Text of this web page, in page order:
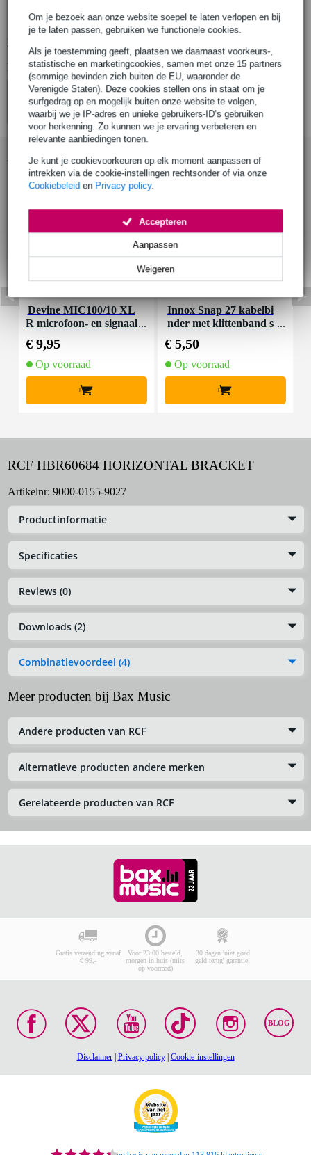
Om je bezoek aan onze website soepel te laten verlopen en bij
je te laten passen, gebruiken we functionele cookies.
Als je toestemming geeft, plaatsen we daarnaast voorkeurs-,
statistische en marketingcookies, samen met onze 15 partners
(sommige bevinden zich buiten de EU, waaronder de
Verenigde Staten). Deze cookies stellen ons in staat om je
surfgedrag op en mogelijk buiten onze website te volgen,
waarbij we je IP-adres en unieke gebruikers-ID’s gebruiken
voor herkenning. Zo kunnen we je ervaring verbeteren en
relevante aanbiedingen tonen.
Je kunt je cookievoorkeuren op elk moment aanpassen of
intrekken via de cookie-instellingen rechtsonder of via onze
Cookiebeleid en Privacy policy.
Weigeren
Aanpassen
Accepteren
montage: wandmontage
Bekijk ook eens (4)
Accessoires (7)
Devine MIC100/10 XL
R microfoon- en signaal
€ 9,95
Op voorraad
+
Innox Snap 27 kabelbi
nder met klittenband s
€ 5,50
Op voorraad
+
RCF HBR60684 HORIZONTAL BRACKET
Artikelnr: 9000-0155-9027
Productinformatie
Specificaties
Reviews (0)
Downloads (2)
Combinatievoordeel (4)
Meer producten bij Bax Music
Andere producten van RCF
Alternatieve producten andere merken
Gerelateerde producten van RCF
Gratis verzending vanaf
€ 99,-
Voor 23:00 besteld,
morgen in huis (mits
op voorraad)
30 dagen 'niet goed
geld terug' garantie!
BLOG
Disclaimer| Privacy policy| Cookie-instellingen